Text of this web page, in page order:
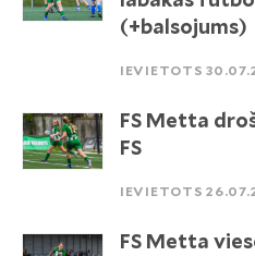
(+balsojums)
IEVIETOTS
FS Metta
FS
IEVIETOTS
FS Metta